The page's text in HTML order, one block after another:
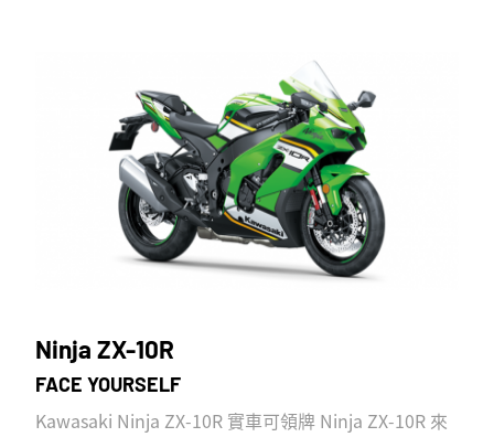
Ninja ZX-10R
FACE YOURSELF
Kawasaki Ninja ZX-10R 實車可領牌 Ninja ZX-10R 來